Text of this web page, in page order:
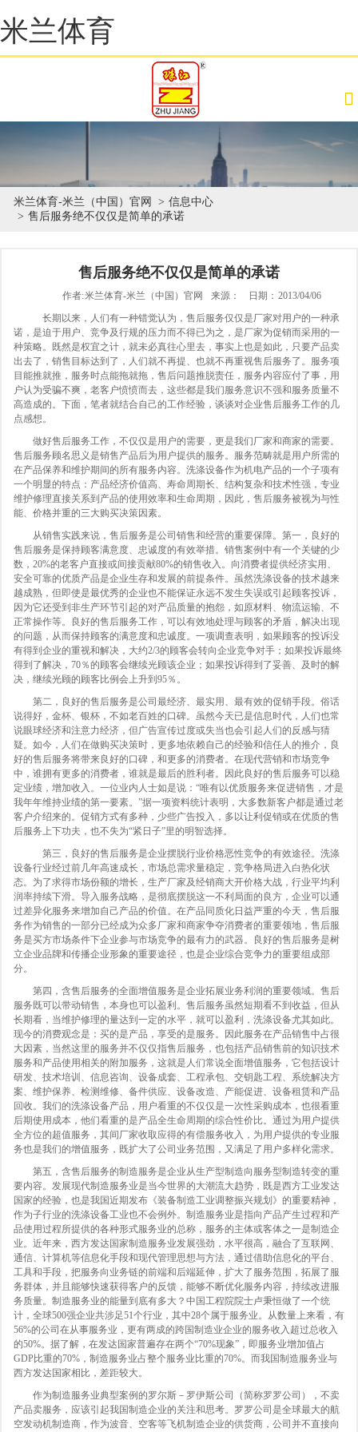
米兰体育
米兰体育-米兰（中国）官网
信息中心
售后服务绝不仅仅是简单的承诺
售后服务绝不仅仅是简单的承诺
作者:米兰体育-米兰（中国）官网 来源： 日期： 2013/04/06
长期以来，人们有一种错觉认为，售后服务仅仅是厂家对用户的一种承
诺，是迫于用户、竞争及行规的压力而不得已为之，是厂家为促销而采用的一
种策略。既然是权宜之计，就未必真往心里去，事实上也是如此，只要产品卖
出去了，销售目标达到了，人们就不再提、也就不再重视售后服务了。服务项
目能推就推，服务时点能拖就拖，售后问题推脱责任，服务内容应付了事，用
户认为受骗不爽，老客户愤愤而去，这些都是我们服务意识不强和服务质量不
高造成的。下面，笔者就结合自己的工作经验，谈谈对企业售后服务工作的几
点感想。
做好售后服务工作，不仅仅是用户的需要，更是我们厂家和商家的需要。
售后服务顾名思义是销售产品后为用户提供的服务。服务范畴就是用户所需的
在产品保养和维护期间的所有服务内容。洗涤设备作为机电产品的一个子项有
一个明显的特点：产品经济价值高、寿命周期长、结构复杂和技术性强，专业
维护修理直接关系到产品的使用效率和生命周期，因此，售后服务被视为与性
能、价格并重的三大购买决策因素。
从销售实践来说，售后服务是公司销售和经营的重要保障。第一，良好的
售后服务是保持顾客满意度、忠诚度的有效举措。销售案例中有一个关键的少
数，20%的老客户直接或间接贡献80%的销售收入。向消费者提供经济实用、
安全可靠的优质产品是企业生存和发展的前提条件。虽然洗涤设备的技术越来
越成熟，但即使是最优秀的企业也不能保证永远不发生失误或引起顾客投诉，
因为它还受到非生产环节引起的对产品质量的抱怨，如原材料、物流运输、不
正常操作等。良好的售后服务工作，可以有效地处理与顾客的矛盾，解决出现
的问题，从而保持顾客的满意度和忠诚度。一项调查表明，如果顾客的投诉没
有得到企业的重视和解决，大约2/3的顾客会转向企业竞争对手；如果投诉最终
得到了解决，70％的顾客会继续光顾该企业；如果投诉得到了妥善、及时的解
决，继续光顾的顾客比例会上升到95％。
第二，良好的售后服务是公司最经济、最实用、最有效的促销手段。俗话
说得好，金杯、银杯，不如老百姓的口碑。虽然今天已是信息时代，人们也常
说眼球经济和注意力经济，但广告宣传过度或失当也会引起人们的反感与猜
疑。如今，人们在做购买决策时，更多地依赖自己的经验和信任人的推介，良
好的售后服务将带来良好的口碑，和更多的消费者。在现代营销和市场竞争
中，谁拥有更多的消费者，谁就是最后的胜利者。因此良好的售后服务可以稳
定业绩，增加收入。一位业内人士如是说：“唯有以优质服务来促进销售，才是
我年年维持业绩的第一要素。”据一项资料统计表明，大多数新客户都是通过老
客户介绍来的。促销方式有多种，少些广告投入，多以让利促销或在优质的售
后服务上下功夫，也不失为“紧日子”里的明智选择。
第三，良好的售后服务是企业摆脱行业价格恶性竞争的有效途径。洗涤
设备行业经过前几年高速成长，市场总需求量稳定，竞争格局进入白热化状
态。为了求得市场份额的增长，生产厂家及经销商大开价格大战，行业平均利
润率持续下滑。导入服务战略，是彻底摆脱这一不利局面的良方，企业可以通
过差异化服务来增加自己产品的价值。在产品同质化日益严重的今天，售后服
务作为销售的一部分已经成为众多厂家和商家争夺消费者的重要领地，售后服
务是买方市场条件下企业参与市场竞争的最有力的武器。良好的售后服务是树
立企业品牌和传播企业形象的重要途径，也是企业综合竞争力的重要组成部
分。
第四，含售后服务的全面增值服务是企业拓展业务利润的重要领域。售后
服务既可以带动销售，本身也可以盈利。售后服务虽然短期看不到收益，但从
长期看，当维护修理的量达到一定的水平，就可以盈利，洗涤设备尤其如此。
现今的消费观念是：买的是产品，享受的是服务。因此服务在产品销售中占很
大因素，当然这里的服务并不仅仅指售后服务，也包括产品销售前的知识技术
服务和产品使用相关的附加服务，这就是人们常说全面增值服务，它包括设计
研发、技术培训、信息咨询、设备成套、工程承包、交钥匙工程、系统解决方
案、维护保养、检测维修、备件供应、设备改造、产能促进、设备租赁和产品
回收。我们的洗涤设备产品，用户看重的不仅仅是一次性采购成本，也很看重
后期使用成本，他们看重的是产品全生命周期的综合性价比。通过为用户提供
全方位的超值服务，其间厂家收取应得的有偿服务收入，为用户提供的专业服
务也是我们的增值服务，既扩大了公司业务范围，又满足了用户多样化需求。
第五，含售后服务的制造服务是企业从生产型制造向服务型制造转变的重
要内容。发展现代制造服务业是当今世界的大潮流大趋势，既是西方工业发达
国家的经验，也是我国近期发布《装备制造工业调整振兴规划》的重要精神，
作为子行业的洗涤设备工业也不会例外。制造服务业是指向产品产生过程和产
品使用过程所提供的各种形式服务业的总称，服务的主体或客体之一是制造企
业。近年来，西方发达国家制造服务业发展强劲，水平很高，融合了互联网、
通信、计算机等信息化手段和现代管理思想与方法，通过借助信息化的平台、
工具和手段，把服务向业务链的前端和后端延伸，扩大了服务范围，拓展了服
务群体，并且能够快速获得客户的反馈，能够不断优化服务内容，持续改进服
务质量。制造服务业的能量到底有多大？中国工程院院士卢秉恒做了一个统
计，全球500强企业共涉足51个行业，其中28个属于服务业。从数量上来看，有
56%的公司在从事服务业，更有两成的跨国制造业企业的服务收入超过总收入
的50%。据了解，在发达国家普遍存在两个“70%现象”，即服务业增加值占
GDP比重的70%，制造服务业占整个服务业比重的70%。而我国制造服务业与
西方发达国家相比，差距较大。
作为制造服务业典型案例的罗尔斯－罗伊斯公司（简称罗罗公司），不卖
产品卖服务，应该引起我国制造企业的关注和思考。罗罗公司是全球最大的航
空发动机制造商，作为波音、空客等飞机制造企业的供货商，公司并不直接向